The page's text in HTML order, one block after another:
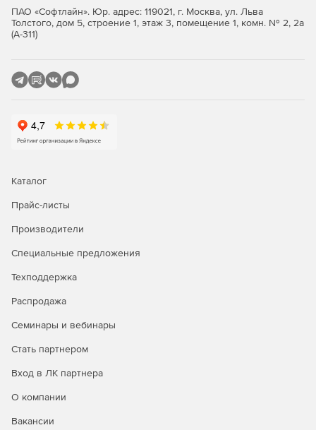
Разработка конструктивных разделов, включая
металлоконструкции и железобетон, с выпуском
Подготовка ПОС (проект организации строительства)
и ППР (проект производства работ), включая
Проектирование и формирование документации в
элементам модели.
нормативным требованиям.
Автоматизированное получение документации –
ПАО «Софтлайн». Юр. адрес: 119021, г. Москва, ул. Льва
Толстого, дом 5, строение 1, этаж 3, помещение 1, комн. № 2, 2а
(А-311)
Каталог
Прайс-листы
Производители
Специальные предложения
Техподдержка
Распродажа
Семинары и вебинары
Стать партнером
Вход в ЛК партнера
О компании
Вакансии